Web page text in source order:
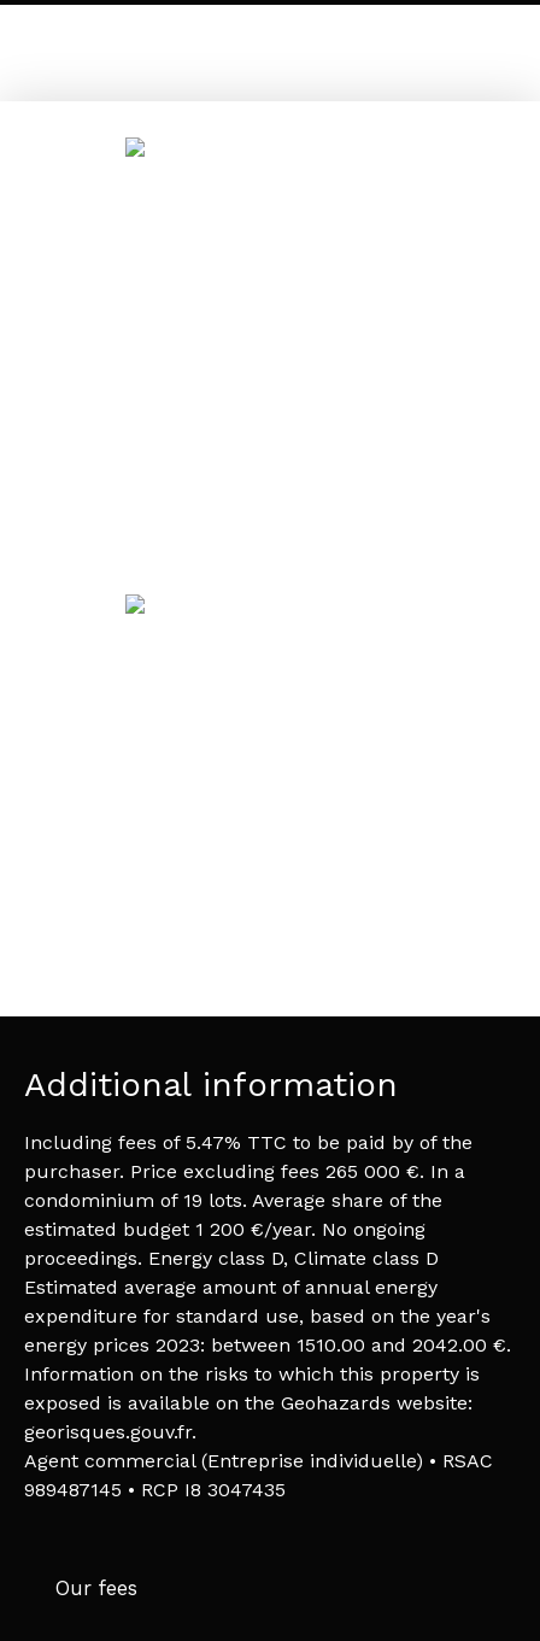
Additional information
Including fees of 5.47% TTC to be paid by of the
purchaser. Price excluding fees 265 000 €. In a
condominium of 19 lots. Average share of the
estimated budget 1 200 €/year. No ongoing
proceedings. Energy class D, Climate class D
Estimated average amount of annual energy
expenditure for standard use, based on the year's
energy prices 2023: between 1510.00 and 2042.00 €.
Information on the risks to which this property is
exposed is available on the Geohazards website:
georisques.gouv.fr.
Agent commercial (Entreprise individuelle) • RSAC
989487145 • RCP I8 3047435
Our fees